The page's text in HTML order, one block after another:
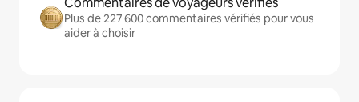
Plus de 227 600 commentaires vérifiés pour vous
aider à choisir